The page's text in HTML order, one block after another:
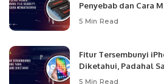
Penyebab dan Cara
5 Min Read
Fitur Tersembunyi
Diketahui, Padahal
5 Min Read